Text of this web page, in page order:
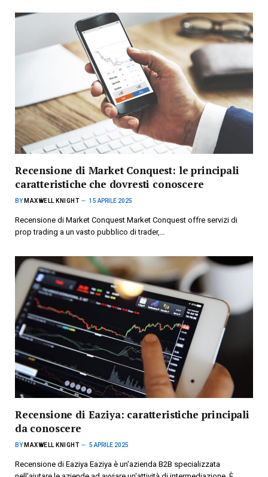
Recensione di Market Conquest: le principali
caratteristiche che dovresti conoscere
BY MAXWELL KNIGHT 15 APRILE 2025
Recensione di Market Conquest Market Conquest offre servizi di
prop trading a un vasto pubblico di trader,…
Recensione di Eaziya: caratteristiche principali
da conoscere
BY MAXWELL KNIGHT 5 APRILE 2025
Recensione di Eaziya Eaziya è un'azienda B2B specializzata